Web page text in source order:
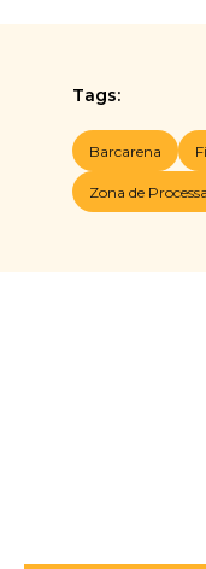
Tags:
Barcarena
Zona de